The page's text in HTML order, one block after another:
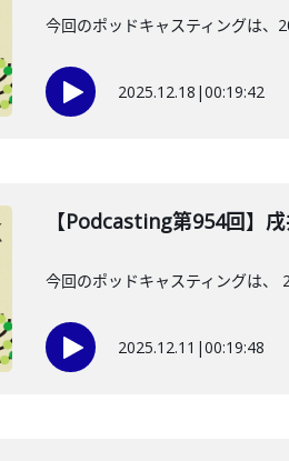
今回のポッドキャスティングは、
2025.12.18 |00:19:42
【Podcasting第954回】
今回のポッドキャスティングは、
2025.12.11 |00:19:48